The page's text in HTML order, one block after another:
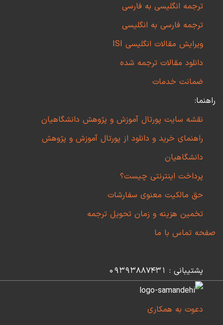
ترجمه انگلیسی به فارسی
ترجمه فارسی به انگلیسی
ویرایش مقالات انگلیسی ISI
دانلود مقالات ترجمه شده
ضمانت خدمات
راهنما:
نقشه سایت پورتال آموزش و پژوهش دانشگاهیان
راهنمای خرید و دانلود از پورتال آموزش و پژوهش
دانشگاهیان
پرداخت اینترنتی چیست؟
حق مالکیت معنوی سفارشات
تخمین هزینه و زمان تحویل ترجمه
صفحه تماس با ما
پشتیبانی : 09393887431
دعوت به همکاری